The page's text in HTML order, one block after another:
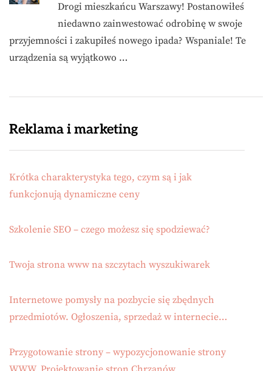
Drogi mieszkańcu Warszawy! Postanowiłeś
niedawno zainwestować odrobinę w swoje
przyjemności i zakupiłeś nowego ipada? Wspaniale! Te
urządzenia są wyjątkowo …
Reklama i marketing
Krótka charakterystyka tego, czym są i jak
funkcjonują dynamiczne ceny
Szkolenie SEO – czego możesz się spodziewać?
Twoja strona www na szczytach wyszukiwarek
Internetowe pomysły na pozbycie się zbędnych
przedmiotów. Ogłoszenia, sprzedaż w internecie…
Przygotowanie strony – wypozycjonowanie strony